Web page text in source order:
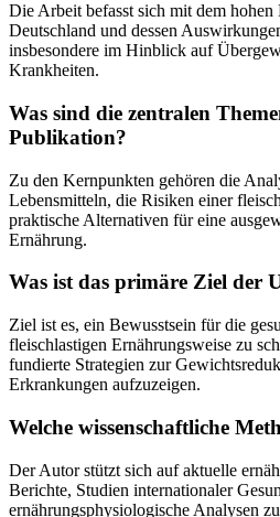
Die Arbeit befasst sich mit dem hohen
Deutschland und dessen
insbesondere im Hinblick auf
Krankheiten.
Was sind die zentralen
Publikation?
Zu den Kernpunkten gehören die
Lebensmitteln, die Risiken einer
praktische Alternativen für eine
Ernährung.
Was ist das primäre Ziel der
Ziel ist es, ein Bewusstsein für die
fleischlastigen Ernährungsweise zu
fundierte Strategien zur
Erkrankungen aufzuzeigen.
Welche wissenschaftliche
Der Autor stützt sich auf aktuelle
Berichte, Studien internationaler
ernährungsphysiologische Analysen